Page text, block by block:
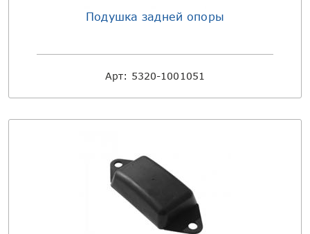
Подушка задней опоры
Арт: 5320-1001051